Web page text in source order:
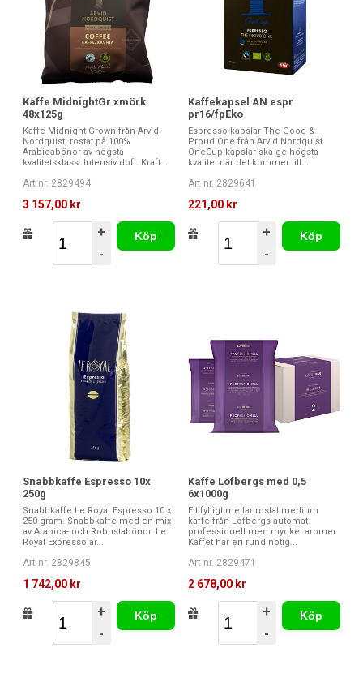
Kaffe MidnightGr xmörk
48x125g
Kaffe Midnight Grown från Arvid
Nordquist, rostat på 100%
Arabicabönor av högsta
kvalitetsklass. Intensiv doft. Kraft...
Art nr. 2829494
3 157,00 kr
+
-
Köp
Kaffekapsel AN espr
pr16/fpEko
Espresso kapslar The Good &
Proud One från Arvid Nordquist.
OneCup kapslar ska ge högsta
kvalitet när det kommer till...
Art nr. 2829641
221,00 kr
+
-
Köp
Snabbkaffe Espresso 10x
250g
Snabbkaffe Le Royal Espresso 10 x
250 gram. Snabbkaffe med en mix
av Arabica- och Robustabönor. Le
Royal Expresso är...
Art nr. 2829845
1 742,00 kr
+
-
Köp
Kaffe Löfbergs med 0,5
6x1000g
Ett fylligt mellanrostat medium
kaffe från Löfbergs automat
professionell med mycket aromer.
Kaffet har en rund nötig...
Art nr. 2829471
2 678,00 kr
+
-
Köp